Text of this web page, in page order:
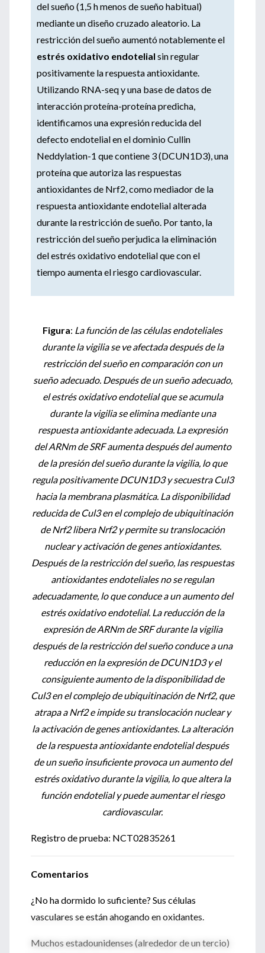
del sueño (1,5 h menos de sueño habitual)
mediante un diseño cruzado aleatorio. La
restricción del sueño aumentó notablemente el
estrés oxidativo endotelial sin regular
positivamente la respuesta antioxidante.
Utilizando RNA-seq y una base de datos de
interacción proteína-proteína predicha,
identificamos una expresión reducida del
defecto endotelial en el dominio Cullin
Neddylation-1 que contiene 3 (DCUN1D3), una
proteína que autoriza las respuestas
antioxidantes de Nrf2, como mediador de la
respuesta antioxidante endotelial alterada
durante la restricción de sueño. Por tanto, la
restricción del sueño perjudica la eliminación
del estrés oxidativo endotelial que con el
tiempo aumenta el riesgo cardiovascular.
Figura: La función de las células endoteliales
durante la vigilia se ve afectada después de la
restricción del sueño en comparación con un
sueño adecuado. Después de un sueño adecuado,
el estrés oxidativo endotelial que se acumula
durante la vigilia se elimina mediante una
respuesta antioxidante adecuada. La expresión
del ARNm de SRF aumenta después del aumento
de la presión del sueño durante la vigilia, lo que
regula positivamente DCUN1D3 y secuestra Cul3
hacia la membrana plasmática. La disponibilidad
reducida de Cul3 en el complejo de ubiquitinación
de Nrf2 libera Nrf2 y permite su translocación
nuclear y activación de genes antioxidantes.
Después de la restricción del sueño, las respuestas
antioxidantes endoteliales no se regulan
adecuadamente, lo que conduce a un aumento del
estrés oxidativo endotelial. La reducción de la
expresión de ARNm de SRF durante la vigilia
después de la restricción del sueño conduce a una
reducción en la expresión de DCUN1D3 y el
consiguiente aumento de la disponibilidad de
Cul3 en el complejo de ubiquitinación de Nrf2, que
atrapa a Nrf2 e impide su translocación nuclear y
la activación de genes antioxidantes. La alteración
de la respuesta antioxidante endotelial después
de un sueño insuficiente provoca un aumento del
estrés oxidativo durante la vigilia, lo que altera la
función endotelial y puede aumentar el riesgo
cardiovascular.
Registro de prueba: NCT02835261
Comentarios
¿No ha dormido lo suficiente? Sus células
vasculares se están ahogando en oxidantes.
Muchos estadounidenses (alrededor de un tercio)